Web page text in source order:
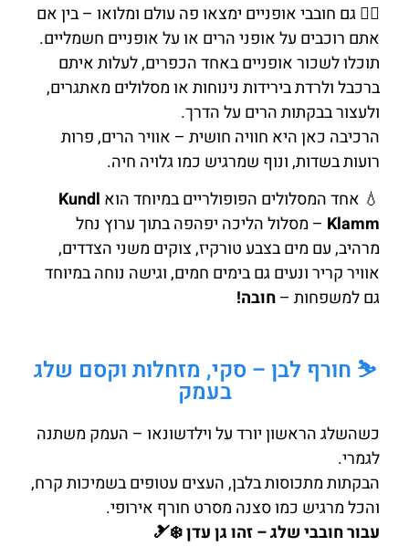
🚵‍♀️ גם חובבי אופניים ימצאו פה עולם ומלואו – בין אם
אתם רוכבים על אופני הרים או על אופניים חשמליים.
תוכלו לשכור אופניים באחד הכפרים, לעלות איתם
ברכבל ולרדת בירידות נינוחות או מסלולים מאתגרים,
ולעצור בבקתות הרים על הדרך.
הרכיבה כאן היא חוויה חושית – אוויר הרים, פרות
רועות בשדות, ונוף שמרגיש כמו גלויה חיה.
💧 אחד המסלולים הפופולריים במיוחד הוא Kundl
Klamm – מסלול הליכה יפהפה בתוך ערוץ נחל
מרהיב, עם מים בצבע טורקיז, צוקים משני הצדדים,
אוויר קריר ונעים גם בימים חמים, וגישה נוחה במיוחד
גם למשפחות –חובה!
⛷️ חורף לבן – סקי, מזחלות וקסם שלג
בעמק
כשהשלג הראשון יורד על וילדשונאו – העמק משתנה
לגמרי.
הבקתות מתכוסות בלבן, העצים עטופים בשמיכות קרח,
והכל מרגיש כמו סצנה מסרט חורף אירופי.
עבור חובבי שלג – זהו גן עדן ❄️🎿